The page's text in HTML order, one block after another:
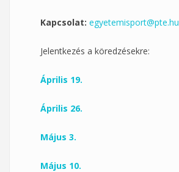
Kapcsolat: egyetemisport@pte.hu
Jelentkezés a köredzésekre:
Április 19.
Április 26.
Május 3.
Május 10.